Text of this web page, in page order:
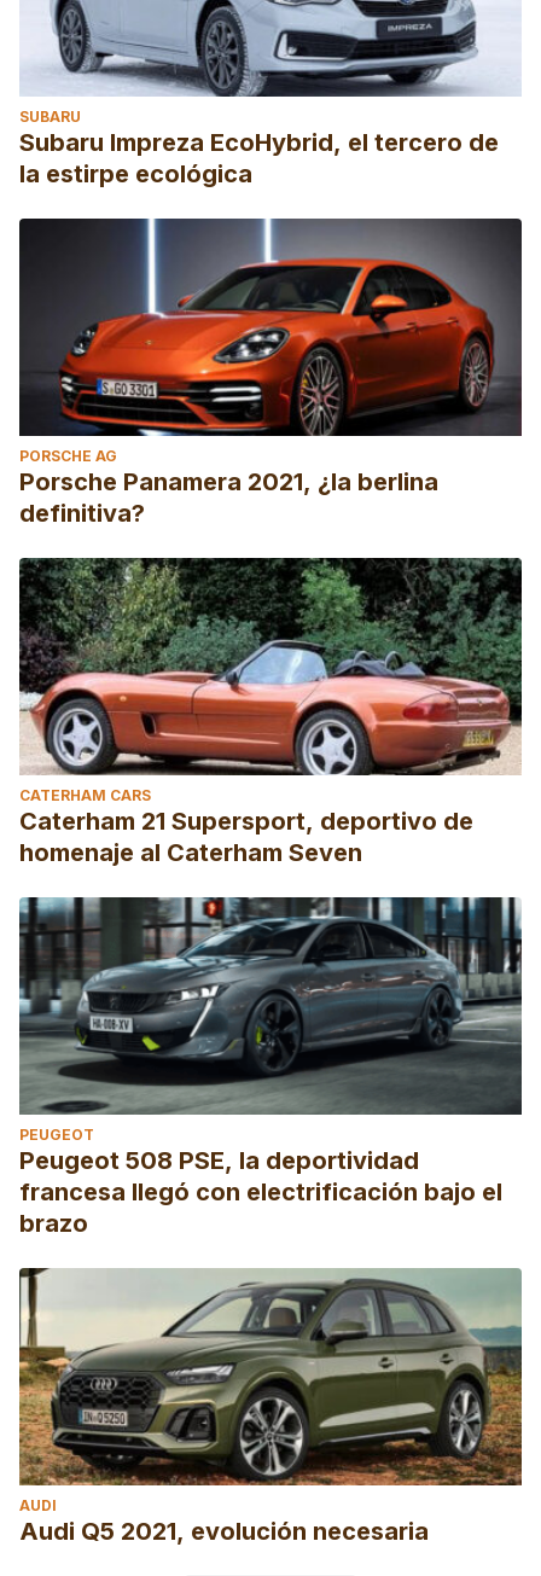
SUBARU
Subaru Impreza EcoHybrid, el tercero de
la estirpe ecológica
PORSCHE AG
Porsche Panamera 2021, ¿la berlina
definitiva?
CATERHAM CARS
Caterham 21 Supersport, deportivo de
homenaje al Caterham Seven
PEUGEOT
Peugeot 508 PSE, la deportividad
francesa llegó con electrificación bajo el
brazo
AUDI
Audi Q5 2021, evolución necesaria